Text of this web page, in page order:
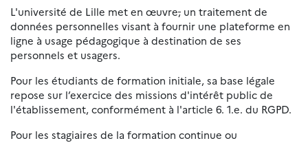
L'université de Lille met en œuvre, un traitement de
données personnelles visant à fournir une plateforme en
ligne à usage pédagogique à destination de ses
personnels et usagers.
Pour les étudiants de formation initiale, sa base légale
repose sur l’exercice des missions d'intérêt public de
l'établissement, conformément à l'article 6. 1.e. du RGPD.
Pour les stagiaires de la formation continue ou